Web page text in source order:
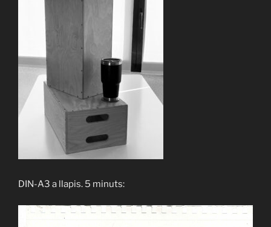
DIN-A3 a llapis. 5 minuts: